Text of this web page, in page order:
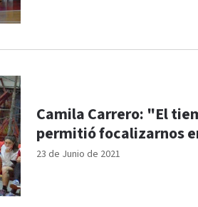
23 de Junio de 2021
Camila Carrero: "El
permitió focalizarnos